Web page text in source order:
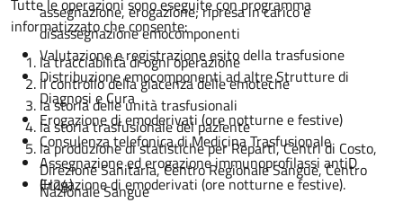
assegnazione, erogazione; ripresa in carico e
disassegnazione emocomponenti
Valutazione e registrazione esito della trasfusione
Distribuzione emocomponenti ad altre Strutture di
Diagnosi e Cura
Erogazione di emoderivati (ore notturne e festive)
Consulenza telefonica di Medicina Trasfusionale
Assegnazione ed erogazione immunoprofilassi antiD
(H24)
Tutte le operazioni sono eseguite con programma
informatizzato che consente:
la tracciabilità di ogni operazione
il controllo della giacenza delle emoteche
la storia delle unità trasfusionali
la storia trasfusionale del paziente
la produzione di statistiche per Reparti, Centri di Costo,
Direzione Sanitaria, Centro Regionale Sangue, Centro
Nazionale Sangue
Erogazione di emoderivati (ore notturne e festive).